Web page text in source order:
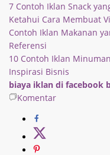
7 Contoh Iklan Snack
Ketahui Cara Membuat
Contoh Iklan Makanan
Referensi
10 Contoh Iklan
Inspirasi Bisnis
biaya iklan di facebook
Komentar